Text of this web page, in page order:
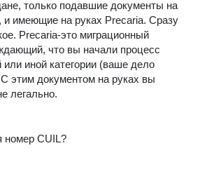
только подавшие документы на
и имеющие на руках Precaria. Сразу
Precaria-это миграционный
что вы начали процесс
или иной категории (ваше дело
этим документом на руках вы
легально.
номер CUIL?